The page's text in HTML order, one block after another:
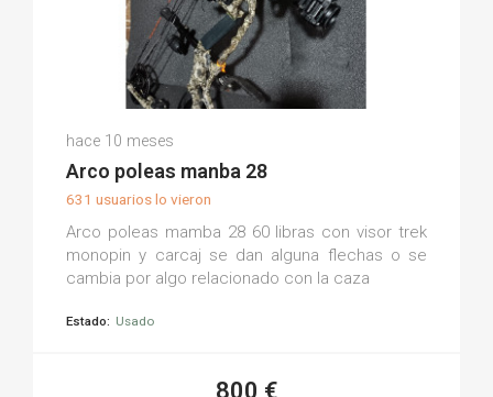
José A.
hace 10 meses
Arco poleas manba 28
631 usuarios lo vieron
Arco poleas mamba 28 60 libras con visor trek
monopin y carcaj se dan alguna flechas o se
cambia por algo relacionado con la caza
Estado: Usado
800 €